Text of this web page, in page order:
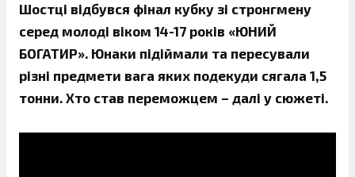
Шостці відбувся фінал кубку зі стронгмену
серед молоді віком 14-17 років «ЮНИЙ
БОГАТИР». Юнаки підіймали та пересували
різні предмети вага яких подекуди сягала 1,5
тонни. Хто став переможцем – далі у сюжеті.